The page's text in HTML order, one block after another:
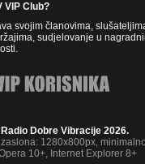
VIP Club?
svojim članovima,
sudjelovanje u
Dobre Vibracije 2026.
1280x800px,
10+, Internet Explorer 8+